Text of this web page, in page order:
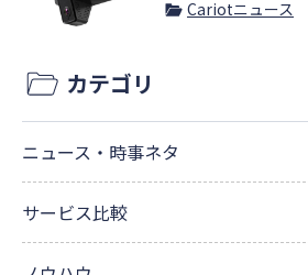
Cariotニュース
カテゴリ
ニュース・時事ネタ
サービス比較